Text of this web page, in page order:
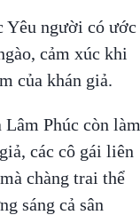
Yêu người có ước
cảm xúc khi
của khán giả.
Phúc còn làm
các cô gái liên
chàng trai thể
sáng cả sân